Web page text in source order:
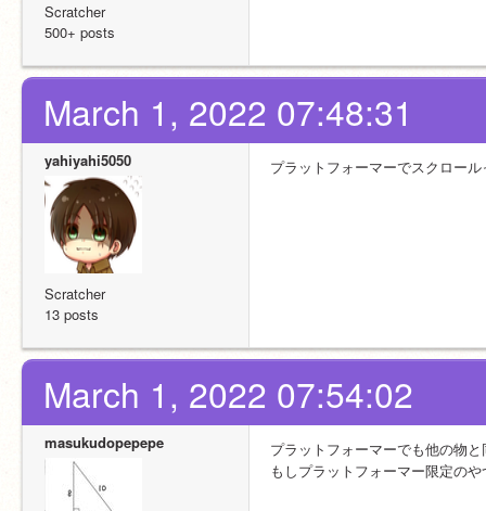
Scratcher
500+ posts
March 1, 2022 07:48:31
yahiyahi5050
Scratcher
13 posts
プラットフォーマーでスクロー
March 1, 2022 07:54:02
masukudopepepe
プラットフォーマーでも他の物
もしプラットフォーマー限定の